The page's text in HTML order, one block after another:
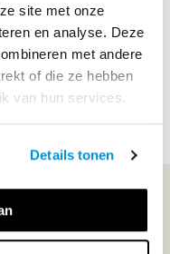
site met onze
en analyse. Deze
met andere
of die ze hebben
van hun services.
Details tonen
praktijkgericht Te
Ondersteunt
Het
naast een CA...
KLAAR!